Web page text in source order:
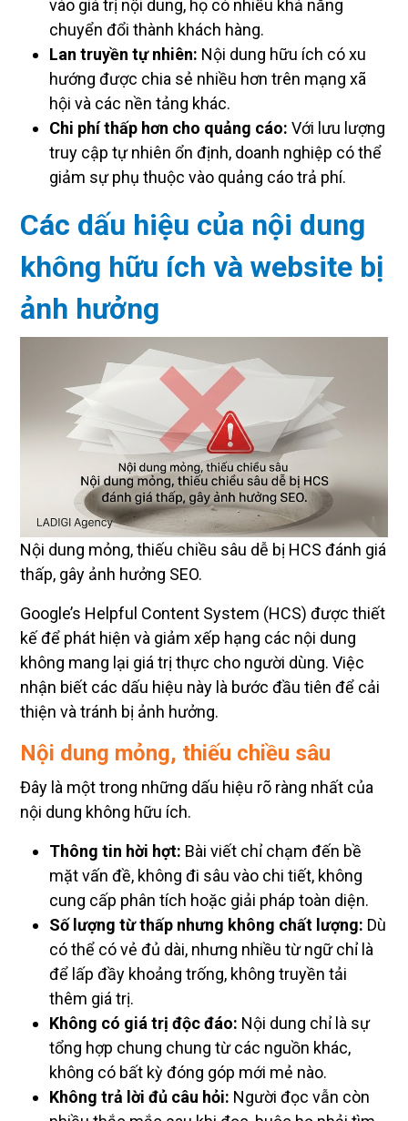
vào giá trị nội dung, họ có nhiều khả năng
chuyển đổi thành khách hàng.
Lan truyền tự nhiên: Nội dung hữu ích có xu
hướng được chia sẻ nhiều hơn trên mạng xã
hội và các nền tảng khác.
Chi phí thấp hơn cho quảng cáo: Với lưu lượng
truy cập tự nhiên ổn định, doanh nghiệp có thể
giảm sự phụ thuộc vào quảng cáo trả phí.
Các dấu hiệu của nội dung
không hữu ích và website bị
ảnh hưởng
Nội dung mỏng, thiếu chiều sâu dễ bị HCS đánh giá
thấp, gây ảnh hưởng SEO.
Google’s Helpful Content System (HCS) được thiết
kế để phát hiện và giảm xếp hạng các nội dung
không mang lại giá trị thực cho người dùng. Việc
nhận biết các dấu hiệu này là bước đầu tiên để cải
thiện và tránh bị ảnh hưởng.
Nội dung mỏng, thiếu chiều sâu
Đây là một trong những dấu hiệu rõ ràng nhất của
nội dung không hữu ích.
Thông tin hời hợt: Bài viết chỉ chạm đến bề
mặt vấn đề, không đi sâu vào chi tiết, không
cung cấp phân tích hoặc giải pháp toàn diện.
Số lượng từ thấp nhưng không chất lượng: Dù
có thể có vẻ đủ dài, nhưng nhiều từ ngữ chỉ là
để lấp đầy khoảng trống, không truyền tải
thêm giá trị.
Không có giá trị độc đáo: Nội dung chỉ là sự
tổng hợp chung chung từ các nguồn khác,
không có bất kỳ đóng góp mới mẻ nào.
Không trả lời đủ câu hỏi: Người đọc vẫn còn